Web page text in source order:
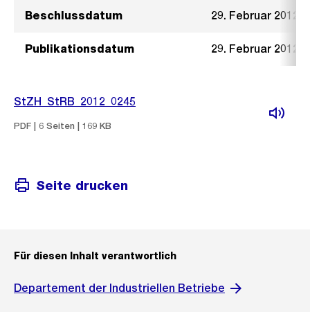
Beschlussdatum 29. Februar 2012
Publikationsdatum 29. Februar 2012
StZH_StRB_2012_0245
PDF | 6 Seiten | 169 KB
Seite drucken
Für diesen Inhalt verantwortlich
Departement der Industriellen Betriebe